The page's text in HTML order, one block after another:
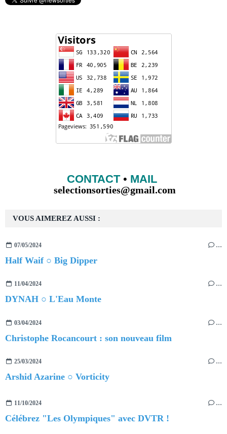
VOUS AIMEREZ AUSSI :
07/05/2024 …
Half Waif ○ Big Dipper
11/04/2024 …
DYNAH ○ L'Eau Monte
03/04/2024 …
Christophe Rocancourt : son nouveau film
25/03/2024 …
Arshid Azarine ○ Vorticity
11/10/2024 …
Célébrez "Les Olympiques" avec DVTR !
CONTACT• MAIL
selectionsorties@gmail.com